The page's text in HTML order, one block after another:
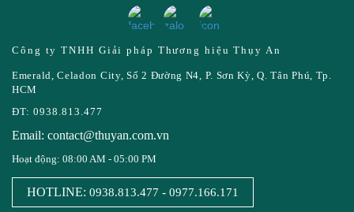
Công ty TNHH Giải pháp Thương hiệu Thụy An
Emerald, Celadon City, Số 2 Đường N4, P. Sơn Kỳ, Q. Tân Phú, Tp.
HCM
ĐT: 0938.813.477
Email: contact@thuyan.com.vn
Hoạt động: 08:00 AM - 05:00 PM
HOTLINE: 0938.813.477 - 0977.166.171